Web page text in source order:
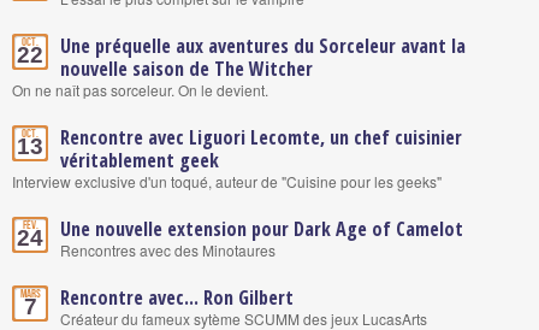
Oct.
22
Une préquelle aux aventures du Sorceleur avant la
nouvelle saison de The Witcher
On ne naît pas sorceleur. On le devient.
Oct.
13
Rencontre avec Liguori Lecomte, un chef cuisinier
véritablement geek
Interview exclusive d'un toqué, auteur de "Cuisine pour les geeks"
Fév.
24 Une nouvelle extension pour Dark Age of Camelot
Rencontres avec des Minotaures
Mars
7 Rencontre avec... Ron Gilbert
Créateur du fameux sytème SCUMM des jeux LucasArts